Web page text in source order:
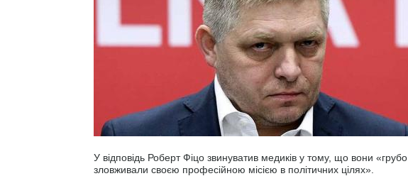
У відповідь Роберт Фіцо звинуватив медиків у тому, що вони «грубо
зловживали своєю професійною місією в політичних цілях».